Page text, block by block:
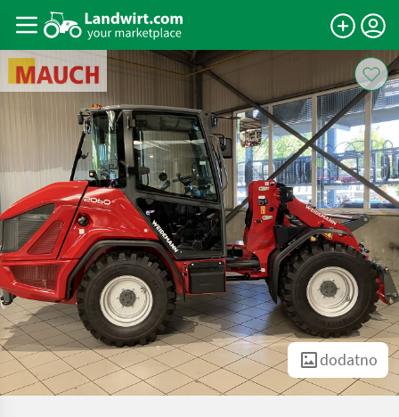
dodatno